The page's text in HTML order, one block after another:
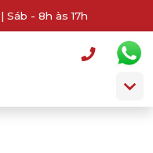
Sáb - 8h às 17h